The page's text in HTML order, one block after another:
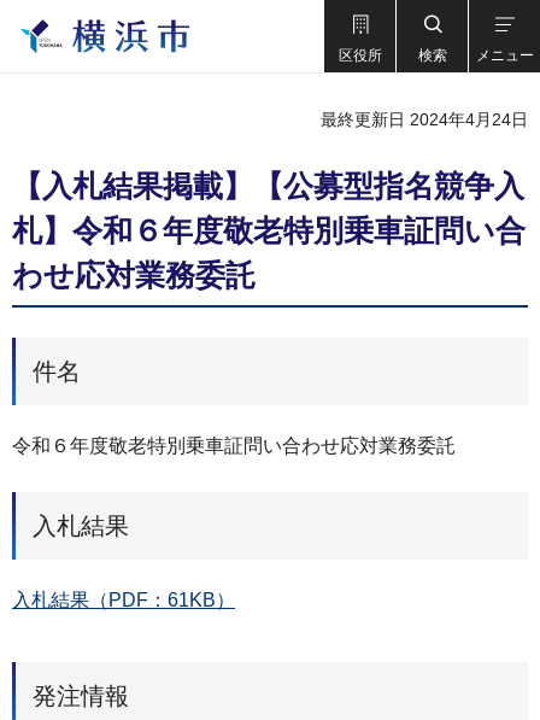
区役所 検索 メニュー
最終更新日 2024年4月24日
【入札結果掲載】【公募型指名競争入
札】令和６年度敬老特別乗車証問い合
わせ応対業務委託
件名
令和６年度敬老特別乗車証問い合わせ応対業務委託
入札結果
入札結果（PDF：61KB）
発注情報